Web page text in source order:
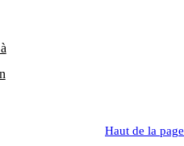
Haut de la page